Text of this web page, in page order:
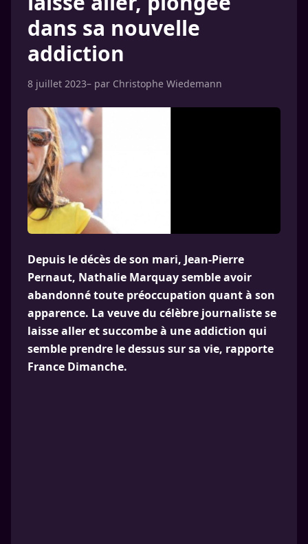
dans sa nouvelle
addiction
8 juillet 2023– par Christophe Wiedemann
Depuis le décès de son mari, Jean-Pierre
Pernaut, Nathalie Marquay semble avoir
abandonné toute préoccupation quant à son
apparence. La veuve du célèbre journaliste se
laisse aller et succombe à une addiction qui
semble prendre le dessus sur sa vie, rapporte
France Dimanche.